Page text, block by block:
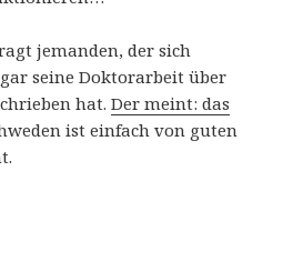
jemanden, der sich
seine Doktorarbeit über
hat.Der meint: das
ist einfach von guten